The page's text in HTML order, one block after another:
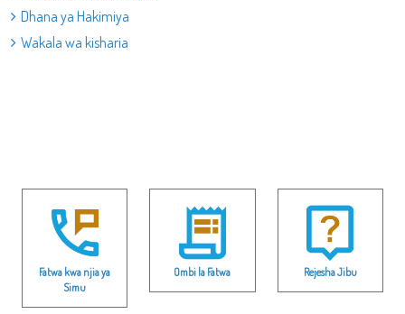
Dhana ya Hakimiya
Wakala wa kisharia
Fatwa kwa njia ya
Simu
Ombi la Fatwa Rejesha Jibu